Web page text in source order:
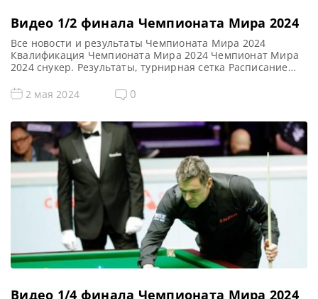
Видео 1/2 финала Чемпионата Мира 2024
Все новости и результаты Чемпионата Мира 2024
Квалификация Чемпионата Мира 2024 Чемпионат Мира
2024 снукер. Результаты, турнирная сетка Расписание
опросы Чемпионат Мира 2024 Видео Чемпионата Мира
2024 Видео повторы матчей Чемпионата Мира 2024,
1/2 финала рейтингового турнира по снукеру World […]
2 мая 2024 0
Видео 1/4 финала Чемпионата Мира 2024